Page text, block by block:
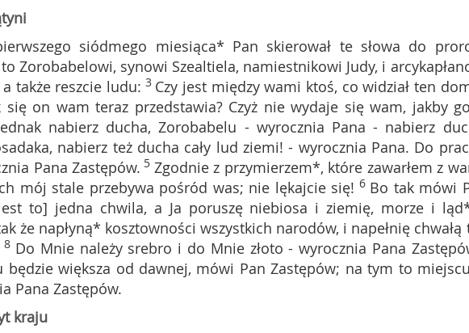
siódmego miesiąca* Pan skierował te słowa do
Zorobabelowi, synowi Szealtiela, namiestnikowi Judy, i
także reszcie ludu: 3 Czy jest między wami ktoś, co widział ten
on wam teraz przedstawia? Czyż nie wydaje się wam, jakby
nabierz ducha, Zorobabelu - wyrocznia Pana - nabierz
nabierz też ducha cały lud ziemi! - wyrocznia Pana. Do
Pana Zastępów. 5 Zgodnie z przymierzem*, które zawarłem z
mój stale przebywa pośród was; nie lękajcie się! 6 Bo tak mówi
jest to] jedna chwila, a Ja poruszę niebiosa i ziemię, morze i
że napłyną* kosztowności wszystkich narodów, i napełnię chwałą
8 Do Mnie należy srebro i do Mnie złoto - wyrocznia Pana
będzie większa od dawnej, mówi Pan Zastępów; na tym to
Pana Zastępów.
kraju